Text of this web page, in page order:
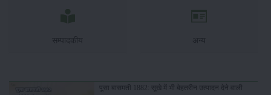
सम्पादकीय अन्य
पूसा बासमती 1882: सूखे में भी बेहतरीन उत्पादन देने वाली